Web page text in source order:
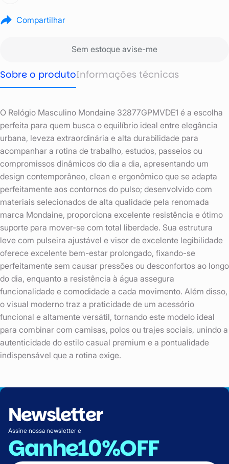
Compartilhar
Sem estoque avise-me
Sobre o produtoInformações técnicas
O Relógio Masculino Mondaine 32877GPMVDE1 é a escolha
perfeita para quem busca o equilíbrio ideal entre elegância
urbana, leveza extraordinária e alta durabilidade para
acompanhar a rotina de trabalho, estudos, passeios ou
compromissos dinâmicos do dia a dia, apresentando um
design contemporâneo, clean e ergonômico que se adapta
perfeitamente aos contornos do pulso; desenvolvido com
materiais selecionados de alta qualidade pela renomada
marca Mondaine, proporciona excelente resistência e ótimo
suporte para mover-se com total liberdade. Sua estrutura
leve com pulseira ajustável e visor de excelente legibilidade
oferece excelente bem-estar prolongado, fixando-se
perfeitamente sem causar pressões ou desconfortos ao longo
do dia, enquanto a resistência à água assegura
funcionalidade e comodidade a cada movimento. Além disso,
o visual moderno traz a praticidade de um acessório
funcional e altamente versátil, tornando este modelo ideal
para combinar com camisas, polos ou trajes sociais, unindo a
autenticidade do estilo casual premium e a pontualidade
indispensável que a rotina exige.
Newsletter
Assine nossa newsletter e
Ganhe10%OFF